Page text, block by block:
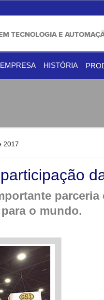
TECNOLOGIA E
EMPRESA HISTÓRIA
2017
o mundo.